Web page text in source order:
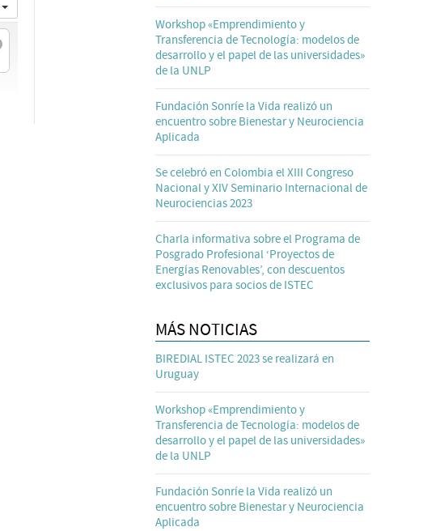
Workshop «Emprendimiento y
Transferencia de Tecnología: modelos de
desarrollo y el papel de las universidades»
de la UNLP
Fundación Sonríe la Vida realizó un
encuentro sobre Bienestar y Neurociencia
Aplicada
Se celebró en Colombia el XIII Congreso
Nacional y XIV Seminario Internacional de
Neurociencias 2023
Charla informativa sobre el Programa de
Posgrado Profesional ‘Proyectos de
Energías Renovables’, con descuentos
exclusivos para socios de ISTEC
MÁS NOTICIAS
BIREDIAL ISTEC 2023 se realizará en
Uruguay
Workshop «Emprendimiento y
Transferencia de Tecnología: modelos de
desarrollo y el papel de las universidades»
de la UNLP
Fundación Sonríe la Vida realizó un
encuentro sobre Bienestar y Neurociencia
Aplicada